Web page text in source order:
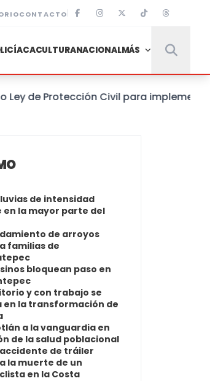
CONTACTO
CULTURANACIONALMÁS
de Protección Civil para implementar
de intensidad
en la mayor parte del
de arroyos
familias de
bloquean paso en
y con trabajo se
en la transformación de
a la vanguardia en
de la salud poblacional
de tráiler
la muerte de un
en la Costa